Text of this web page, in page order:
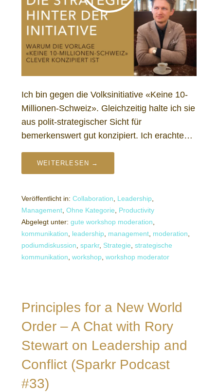
Ich bin gegen die Volksinitiative «Keine 10-
Millionen-Schweiz». Gleichzeitig halte ich sie
aus polit-strategischer Sicht für
bemerkenswert gut konzipiert. Ich erachte…
WEITERLESEN →
Veröffentlicht in: Collaboration, Leadership,
Management, Ohne Kategorie, Productivity
Abgelegt unter: gute workshop moderation,
kommunikation, leadership, management, moderation,
podiumdiskussion, sparkr, Strategie, strategische
kommunikation, workshop, workshop moderator
Principles for a New World
Order – A Chat with Rory
Stewart on Leadership and
Conflict (Sparkr Podcast
#33)